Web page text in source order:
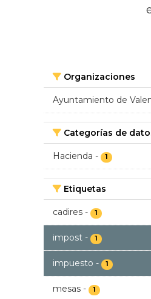
Organizaciones
Ayuntamiento de
Categorías de
Hacienda - 1
Etiquetas
cadires - 1
impost - 1
impuesto - 1
mesas - 1